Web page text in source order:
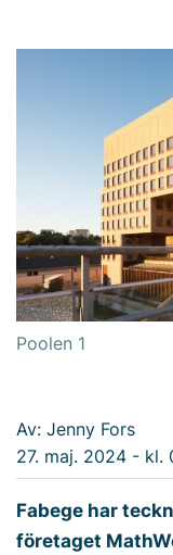
Poolen 1
Av: Jenny Fors
27. maj. 2024 - kl.
Fabege har
företaget